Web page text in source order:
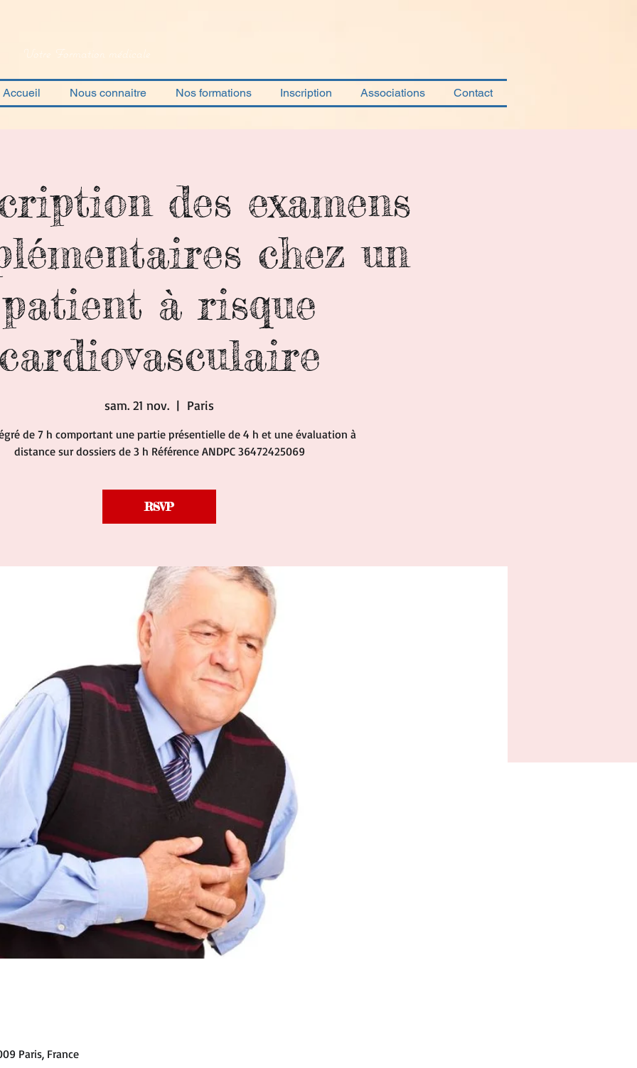
Votre Formation médicale
Accueil Nous connaitre Nos formations Inscription Associations Contact
des examens
chez un
patient à risque
cardiovasculaire
sam. 21 nov.
  |
Paris
de 7 h comportant une partie présentielle de 4 h et une évaluation à
distance sur dossiers de 3 h Référence ANDPC 36472425069
RSVP
Paris, France